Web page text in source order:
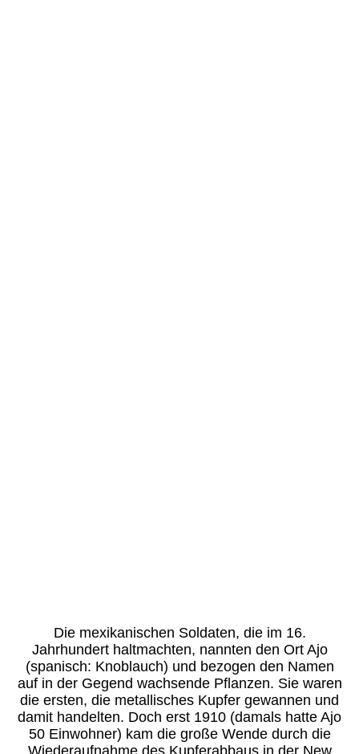
Die mexikanischen Soldaten, die im 16.
Jahrhundert haltmachten, nannten den Ort Ajo
(spanisch: Knoblauch) und bezogen den Namen
auf in der Gegend wachsende Pflanzen. Sie waren
die ersten, die metallisches Kupfer gewannen und
damit handelten. Doch erst 1910 (damals hatte Ajo
50 Einwohner) kam die große Wende durch die